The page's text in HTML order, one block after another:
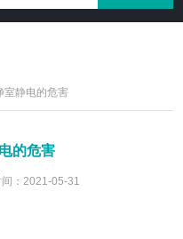
室静电的危害
的危害
：2021-05-31